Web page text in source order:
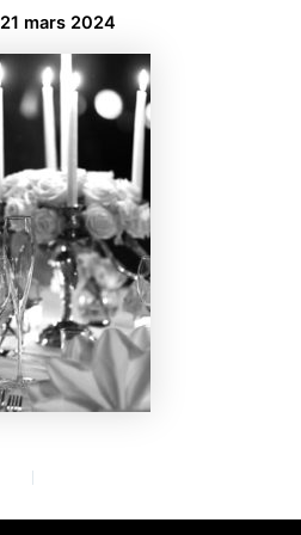
21 mars 2024